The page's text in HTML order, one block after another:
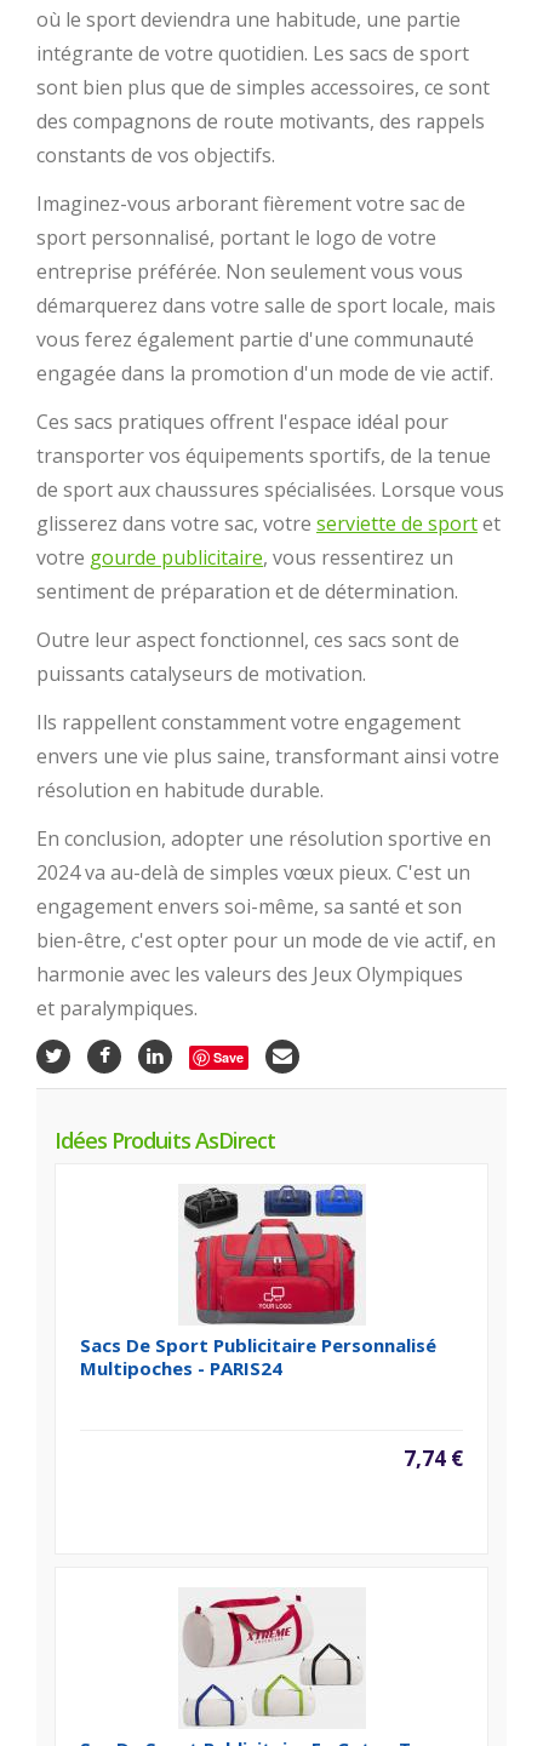
où le sport deviendra une habitude, une partie
intégrante de votre quotidien. Les sacs de sport
sont bien plus que de simples accessoires, ce sont
des compagnons de route motivants, des rappels
constants de vos objectifs.
Imaginez-vous arborant fièrement votre sac de
sport personnalisé, portant le logo de votre
entreprise préférée. Non seulement vous vous
démarquerez dans votre salle de sport locale, mais
vous ferez également partie d'une communauté
engagée dans la promotion d'un mode de vie actif.
Ces sacs pratiques offrent l'espace idéal pour
transporter vos équipements sportifs, de la tenue
de sport aux chaussures spécialisées. Lorsque vous
glisserez dans votre sac, votre serviette de sportet
votre gourde publicitaire, vous ressentirez un
sentiment de préparation et de détermination.
Outre leur aspect fonctionnel, ces sacs sont de
puissants catalyseurs de motivation.
Ils rappellent constamment votre engagement
envers une vie plus saine, transformant ainsi votre
résolution en habitude durable.
En conclusion, adopter une résolution sportive en
2024 va au-delà de simples vœux pieux. C'est un
engagement envers soi-même, sa santé et son
bien-être, c'est opter pour un mode de vie actif, en
harmonie avec les valeurs des Jeux Olympiques
et paralympiques.
Save
Idées Produits AsDirect
Sacs De Sport Publicitaire Personnalisé
Multipoches - PARIS24
7,74 €